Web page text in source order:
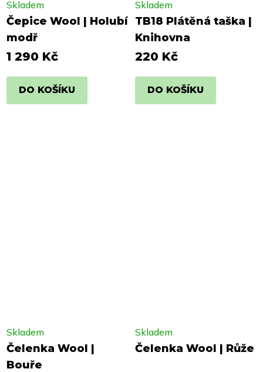
Čepice Wool | Holubí
modř
Skladem
1 290 Kč
DO KOŠÍKU
TB18 Plátěná taška |
Knihovna
Skladem
220 Kč
DO KOŠÍKU
Čelenka Wool |
Bouře
Skladem
Čelenka Wool | Růže
Skladem